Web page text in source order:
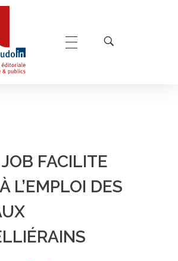
JOB FACILITE
L’EMPLOI DES